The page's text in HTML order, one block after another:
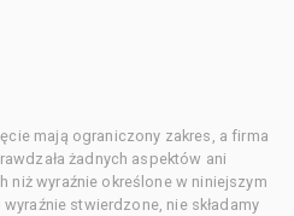
mają ograniczony zakres, a firma
żadnych aspektów ani
niż wyraźnie określone w niniejszym
stwierdzone, nie składamy